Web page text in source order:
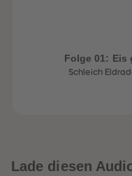
Folge 01: Eis
Schleich
Lade diesen